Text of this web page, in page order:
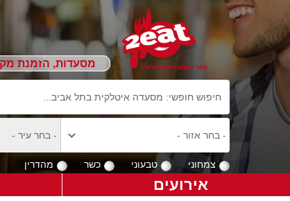
מסעדות, הזמנת
צמחוני טבעוני כשר מהדרין
אירועים